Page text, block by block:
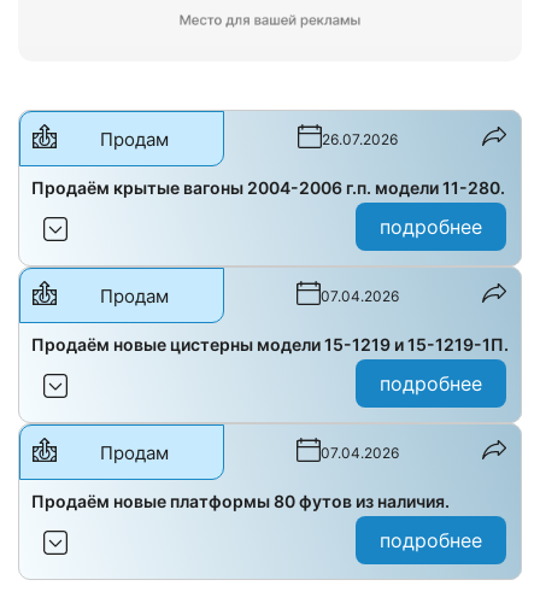
Продам 26.07.2026
Продаём крытые вагоны 2004-2006 г.п. модели 11-280.
подробнее
Продам 07.04.2026
Продаём новые цистерны модели 15-1219 и 15-1219-1П.
подробнее
Продам 07.04.2026
Продаём новые платформы 80 футов из наличия.
подробнее